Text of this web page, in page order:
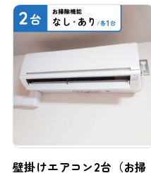
壁掛けエアコン2台（お掃